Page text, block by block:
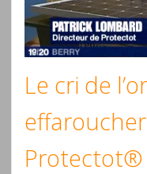
Le cri de
Protectot®